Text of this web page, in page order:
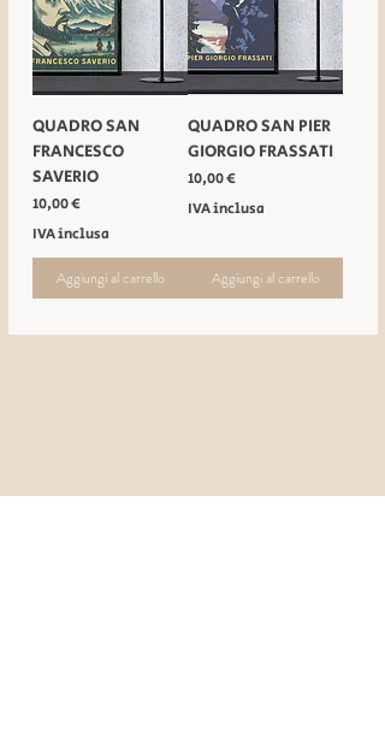
QUADRO SAN
FRANCESCO
SAVERIO
Prezzo
10,00 €
IVA inclusa
Aggiungi al carrello
QUADRO SAN PIER
GIORGIO FRASSATI
Prezzo
10,00 €
IVA inclusa
Aggiungi al carrello